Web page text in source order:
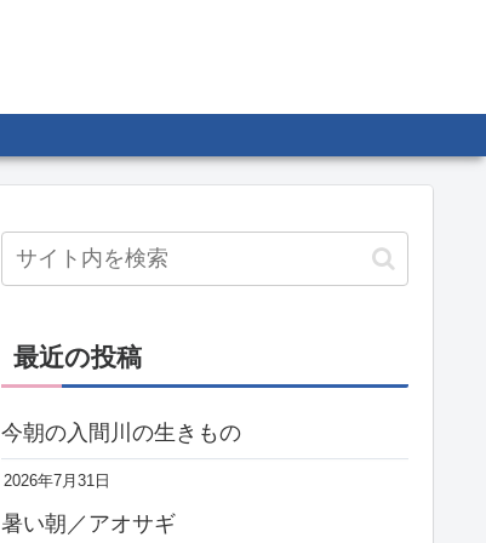
最近の投稿
今朝の入間川の生きもの
2026年7月31日
暑い朝／アオサギ